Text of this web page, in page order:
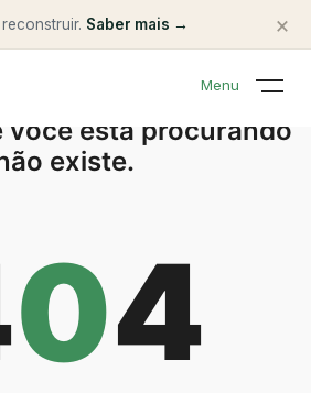
Saber mais → ×
Menu
você está procurando
existe.
04